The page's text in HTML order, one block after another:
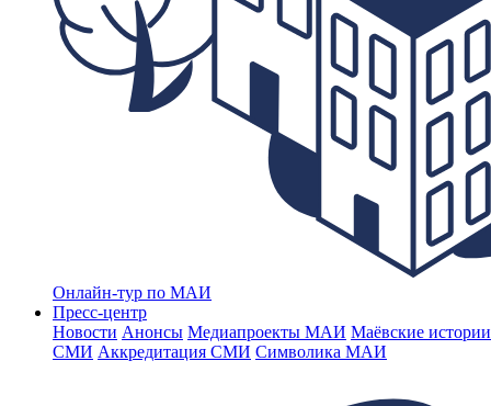
Онлайн-тур по МАИ
Пресс-центр
Новости Анонсы Медиапроекты МАИ Маёвские
СМИ Аккредитация СМИ Символика МАИ